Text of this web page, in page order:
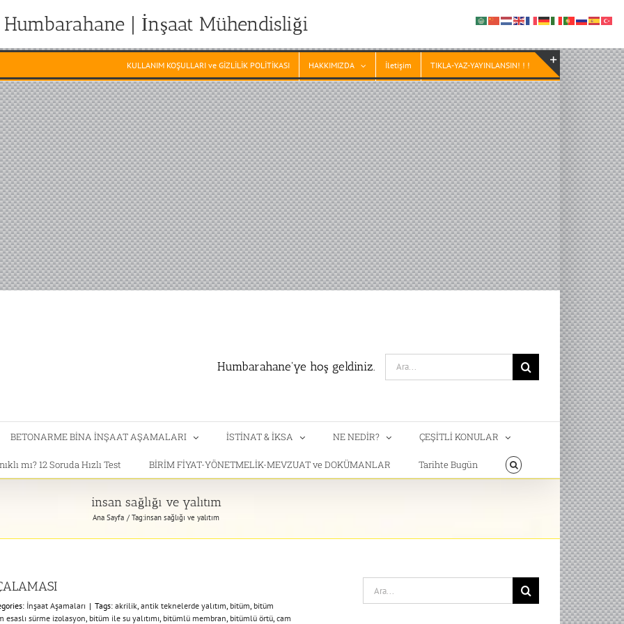
Humbarahane | İnşaat Mühendisliği
KULLANIM KOŞULLARI ve GİZLİLİK POLİTİKASI HAKKIMIZDA İletişim TIKLA-YAZ-YAYINLANSIN! ! !
Humbarahane'ye hoş geldiniz.
Search
for:
BETONARME BİNA İNŞAAT AŞAMALARI İSTİNAT & İKSA NE NEDİR? ÇEŞİTLİ KONULAR
mı? 12 Soruda Hızlı Test BİRİM FİYAT-YÖNETMELİK-MEVZUAT ve DOKÜMANLAR Tarihte Bugün
insan sağlığı ve yalıtım
Ana Sayfa Tag:insan sağlığı ve yalıtım
İnşaat Aşamaları | Tags: akrilik, antik teknelerde yalıtım, bitüm, bitüm
esaslı sürme izolasyon, bitüm ile su yalıtımı, bitümlü membran, bitümlü örtü, cam
Search
for:
Toggle
Sliding
Bar
Area